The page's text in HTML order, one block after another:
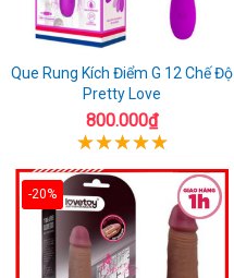
Que Rung Kích Điểm G 12 Chế Độ
Pretty Love
800.000₫
-20%